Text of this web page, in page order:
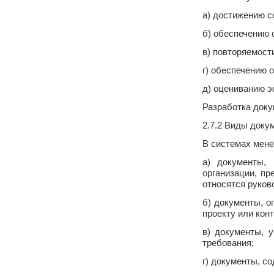
а) достижению
б) обеспечению
в)
г) обеспечению
д) оцениванию
Разработка
2.7.2 Виды
В системах
а) документы,
организации,
относятся
б) документы,
проекту или
в) документы,
требования;
г) документы,